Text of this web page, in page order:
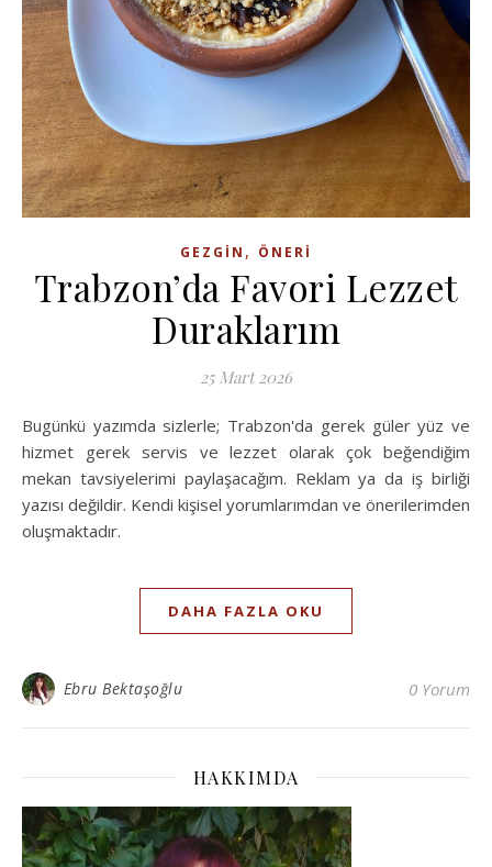
GEZGIN , ÖNERI
Trabzon’da Favori Lezzet
Duraklarım
25 Mart 2026
Bugünkü yazımda sizlerle; Trabzon'da gerek güler yüz ve
hizmet gerek servis ve lezzet olarak çok beğendiğim
mekan tavsiyelerimi paylaşacağım. Reklam ya da iş birliği
yazısı değildir. Kendi kişisel yorumlarımdan ve önerilerimden
oluşmaktadır.
DAHA FAZLA OKU
Ebru Bektaşoğlu 0 Yorum
HAKKIMDA